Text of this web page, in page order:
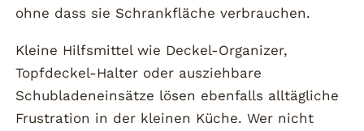
ohne dass sie Schrankfläche verbrauchen.
Kleine Hilfsmittel wie Deckel-Organizer,
Topfdeckel-Halter oder ausziehbare
Schubladeneinsätze lösen ebenfalls alltägliche
Frustration in der kleinen Küche. Wer nicht